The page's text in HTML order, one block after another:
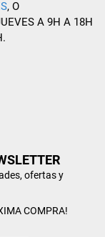
, O
A 9H A 18H
ofertas y
COMPRA!